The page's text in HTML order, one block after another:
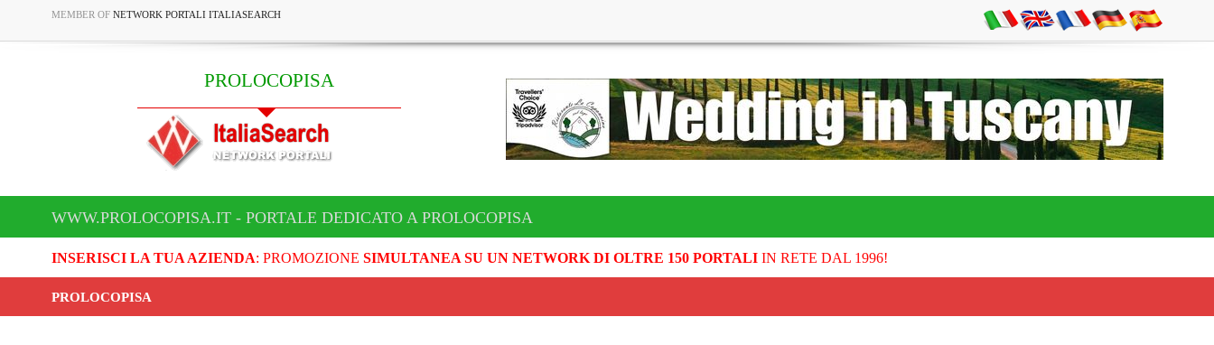
MEMBER OF NETWORK PORTALI ITALIASEARCH
PROLOCOPISA
WWW.PROLOCOPISA.IT - PORTALE DEDICATO A PROLOCOPISA
INSERISCI LA TUA AZIENDA: PROMOZIONE SIMULTANEA SU UN NETWORK DI OLTRE 150 PORTALIIN RETE DAL 1996!
PROLOCOPISA